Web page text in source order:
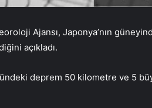
Ajansı, Japonya’nın
açıkladı.
deprem 50 kilometre ve 5